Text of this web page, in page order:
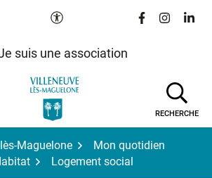
Paramètres d'accessibilité
Lien vers le
Lien vers
Lien
suis une association
RECHERCHE
Maguelone
Mon quotidien
Logement social